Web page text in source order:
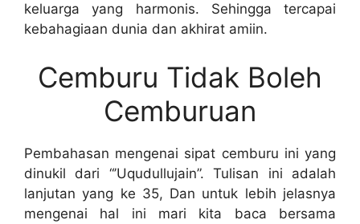
keluarga yang harmonis. Sehingga tercapai
kebahagiaan dunia dan akhirat amiin.
Cemburu Tidak Boleh
Cemburuan
Pembahasan mengenai sipat cemburu ini yang
dinukil dari “’Uqudullujain”. Tulisan ini adalah
lanjutan yang ke 35, Dan untuk lebih jelasnya
mengenai hal ini mari kita baca bersama